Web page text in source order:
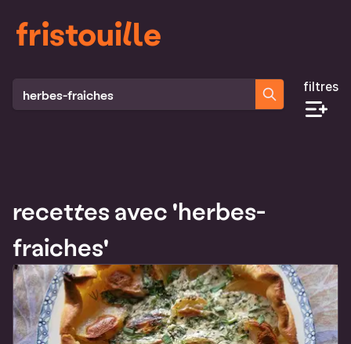
fristouille
Rechercher des recettes filtres
recettes avec 'herbes-
fraiches'
Liste des recettes qui correspondent à ta recherche